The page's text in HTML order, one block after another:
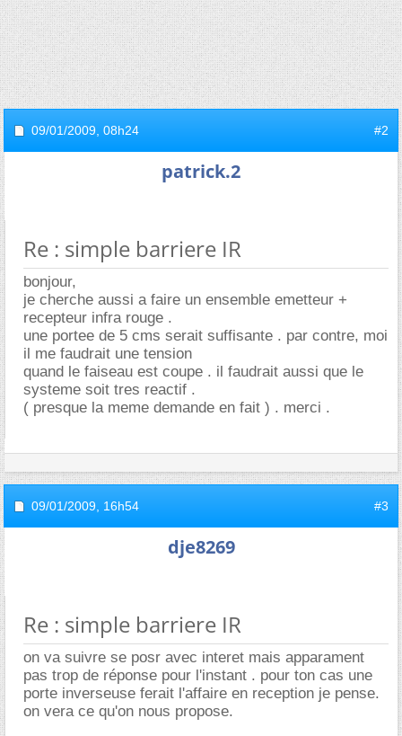
09/01/2009, 08h24 #2
patrick.2
Re : simple barriere IR
bonjour,
je cherche aussi a faire un ensemble emetteur +
recepteur infra rouge .
une portee de 5 cms serait suffisante . par contre, moi
il me faudrait une tension
quand le faiseau est coupe . il faudrait aussi que le
systeme soit tres reactif .
( presque la meme demande en fait ) . merci .
09/01/2009, 16h54 #3
dje8269
Re : simple barriere IR
on va suivre se posr avec interet mais apparament
pas trop de réponse pour l'instant . pour ton cas une
porte inverseuse ferait l'affaire en reception je pense.
on vera ce qu'on nous propose.